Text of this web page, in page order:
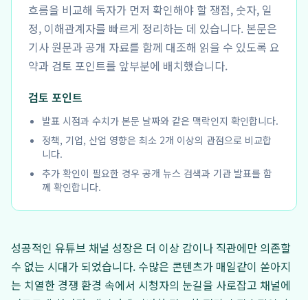
흐름을 비교해 독자가 먼저 확인해야 할 쟁점, 숫자, 일
정, 이해관계자를 빠르게 정리하는 데 있습니다. 본문은
기사 원문과 공개 자료를 함께 대조해 읽을 수 있도록 요
약과 검토 포인트를 앞부분에 배치했습니다.
검토 포인트
발표 시점과 수치가 본문 날짜와 같은 맥락인지 확인합니다.
정책, 기업, 산업 영향은 최소 2개 이상의 관점으로 비교합
니다.
추가 확인이 필요한 경우 공개 뉴스 검색과 기관 발표를 함
께 확인합니다.
성공적인 유튜브 채널 성장은 더 이상 감이나 직관에만 의존할
수 없는 시대가 되었습니다. 수많은 콘텐츠가 매일같이 쏟아지
는 치열한 경쟁 환경 속에서 시청자의 눈길을 사로잡고 채널에